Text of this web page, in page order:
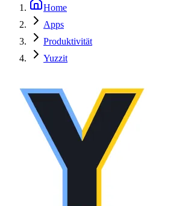
Home
Apps
Produktivität
Yuzzit